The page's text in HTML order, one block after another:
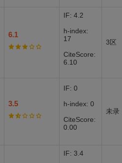
6.1
IF: 4.2
h-index:
17
CiteScore:
6.10
3区
3.5
IF: 0
h-index: 0
CiteScore:
0.00
未录
IF: 3.4